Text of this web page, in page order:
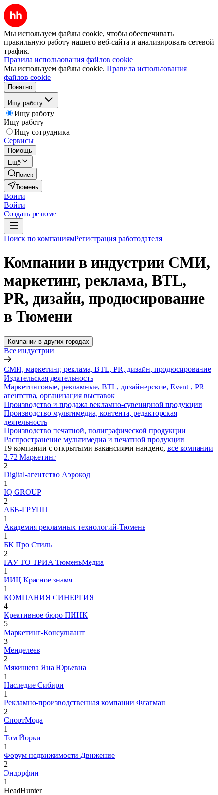
Мы используем файлы cookie, чтобы обеспечивать
правильную работу нашего веб-сайта и анализировать сетевой
трафик.
Правила использования файлов cookie
Мы используем файлы cookie. Правила использования
файлов cookie
Понятно
Ищу работу
Ищу работу
Ищу работу
Ищу сотрудника
Сервисы
Помощь
Ещё
Поиск
Тюмень
Войти
Войти
Создать резюме
Поиск по компаниямРегистрация работодателя
Компании в индустрии СМИ,
маркетинг, реклама, BTL,
PR, дизайн, продюсирование
в Тюмени
Компании в других городах
Все индустрии
СМИ, маркетинг, реклама, BTL, PR, дизайн, продюсирование
Издательская деятельность
Маркетинговые, рекламные, BTL, дизайнерские, Event-, PR-
агентства, организация выставок
Производство и продажа рекламно-сувенирной продукции
Производство мультимедиа, контента, редакторская
деятельность
Производство печатной, полиграфической продукции
Распространение мультимедиа и печатной продукции
19 компаний с открытыми вакансиями найдено, все компании
2.72 Маркетинг
2
Digital-агентство Аэрокод
1
IQ GROUP
2
АБВ-ГРУПП
1
Академия рекламных технологий-Тюмень
1
БК Про Стиль
2
ГАУ ТО ТРИА ТюменьМедиа
1
ИИЦ Красное знамя
1
КОМПАНИЯ СИНЕРГИЯ
4
Креативное бюро ПИНК
5
Маркетинг-Консультант
3
Менделеев
2
Мякишева Яна Юрьевна
1
Наследие Сибири
1
Рекламно-производственная компании Флагман
2
СпортМода
1
Том Йорки
1
Форум недвижимости Движение
2
Эндорфин
1
HeadHunter